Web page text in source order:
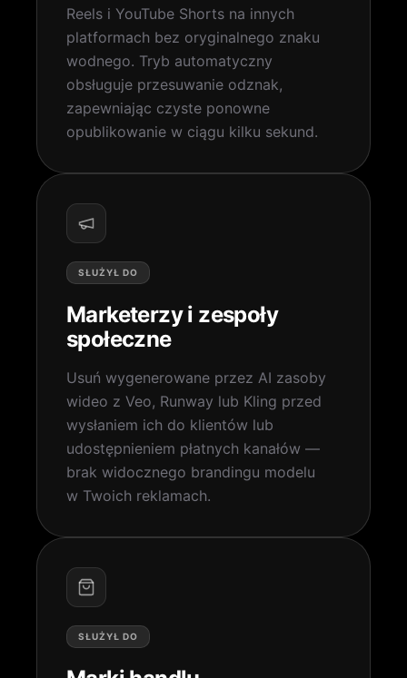
Reels i YouTube Shorts na innych
platformach bez oryginalnego znaku
wodnego. Tryb automatyczny
obsługuje przesuwanie odznak,
zapewniając czyste ponowne
opublikowanie w ciągu kilku sekund.
SŁUŻYŁ DO
Marketerzy i zespoły
społeczne
Usuń wygenerowane przez AI zasoby
wideo z Veo, Runway lub Kling przed
wysłaniem ich do klientów lub
udostępnieniem płatnych kanałów —
brak widocznego brandingu modelu
w Twoich reklamach.
SŁUŻYŁ DO